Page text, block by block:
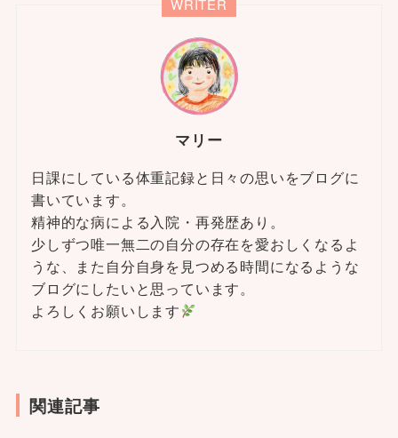
WRITER
マリー
日課にしている体重記録と日々の思いをブログに
書いています。
精神的な病による入院・再発歴あり。
少しずつ唯一無二の自分の存在を愛おしくなるよ
うな、また自分自身を見つめる時間になるような
ブログにしたいと思っています。
よろしくお願いします
関連記事